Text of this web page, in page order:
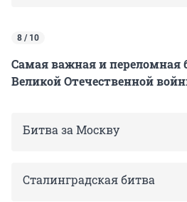
8 / 10
Самая важная и переломная
Великой Отечественной
Битва за Москву
Сталинградская битва